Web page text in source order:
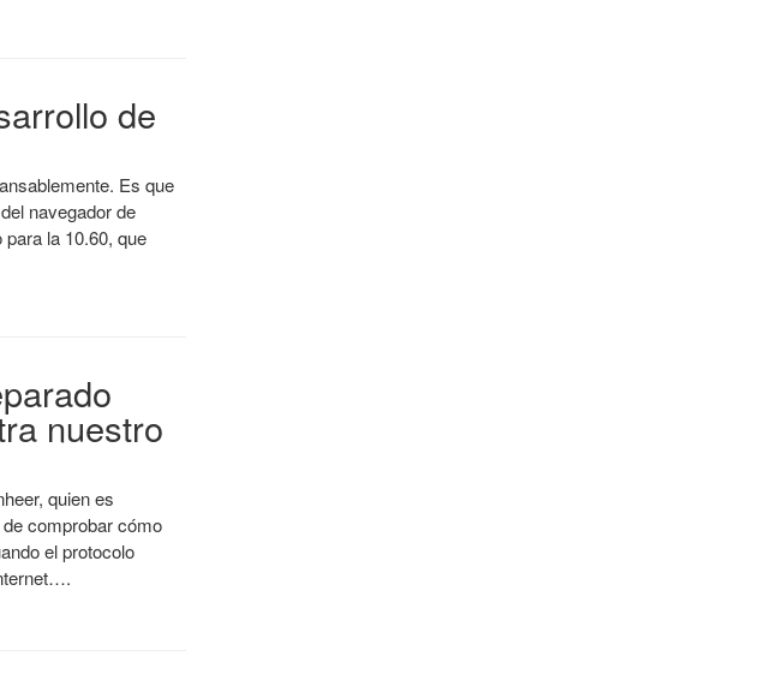
de
Es que
navegador de
la 10.60, que
nuestro
quien es
comprobar cómo
el protocolo